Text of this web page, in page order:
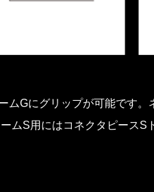
ムGにグリップが可能です
ムS用にはコネクタピース